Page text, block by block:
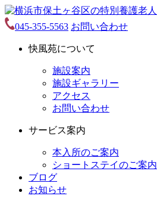
045-355-5563 お問い合わせ
快風苑について
施設案内
施設ギャラリー
アクセス
お問い合わせ
サービス案内
本入所のご案内
ショートステイのご案内
ブログ
お知らせ